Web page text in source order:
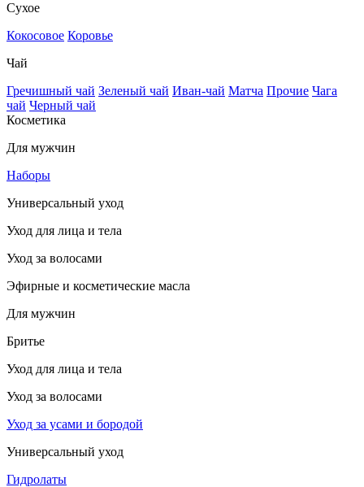
Сухое
Кокосовое Коровье
Чай
Гречишный чай Зеленый чай Иван-чай Матча Прочие Чага
чай Черный чай
Косметика
Для мужчин
Наборы
Универсальный уход
Уход для лица и тела
Уход за волосами
Эфирные и косметические масла
Для мужчин
Бритье
Уход для лица и тела
Уход за волосами
Уход за усами и бородой
Универсальный уход
Гидролаты